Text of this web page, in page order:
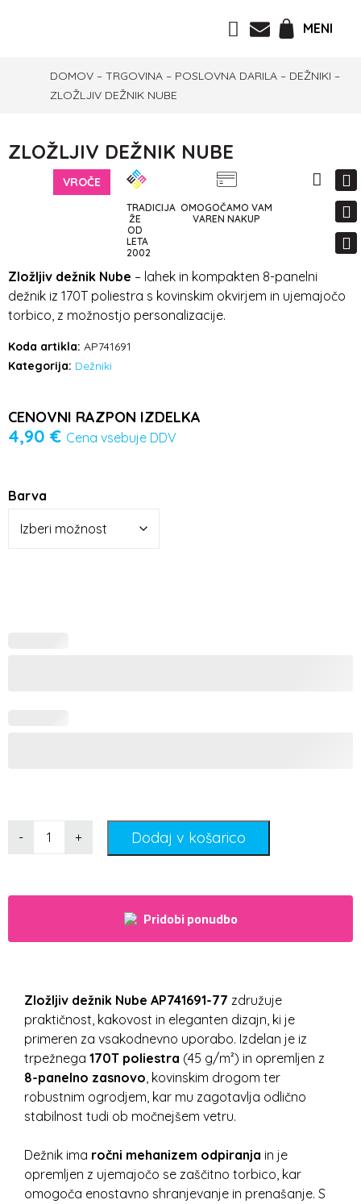
MENI
DOMOV – TRGOVINA – POSLOVNA DARILA – DEŽNIKI –
ZLOŽLJIV DEŽNIK NUBE
ZLOŽLJIV DEŽNIK NUBE
VROČE
TRADICIJA
ŽE
OD
LETA
2002
OMOGOČAMO VAM
VAREN NAKUP
Zložljiv dežnik Nube – lahek in kompakten 8-panelni
dežnik iz 170T poliestra s kovinskim okvirjem in ujemajočo
torbico, z možnostjo personalizacije.
Koda artikla: AP741691
Kategorija: Dežniki
CENOVNI RAZPON IZDELKA
4,90 € Cena vsebuje DDV
Barva
- + Dodaj v košarico
Pridobi ponudbo
Zložljiv dežnik Nube AP741691-77 združuje
praktičnost, kakovost in eleganten dizajn, ki je
primeren za vsakodnevno uporabo. Izdelan je iz
trpežnega 170T poliestra (45 g/m²) in opremljen z
8-panelno zasnovo, kovinskim drogom ter
robustnim ogrodjem, kar mu zagotavlja odlično
stabilnost tudi ob močnejšem vetru.
Dežnik ima ročni mehanizem odpiranja in je
opremljen z ujemajočo se zaščitno torbico, kar
omogoča enostavno shranjevanje in prenašanje. S